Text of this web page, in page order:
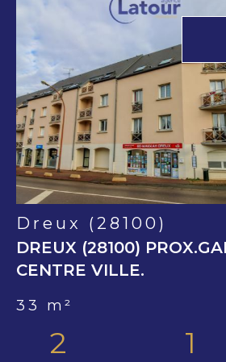
voir le
Dreux (28100)
DREUX (28100)
CENTRE VILLE.
33 m²
2 1